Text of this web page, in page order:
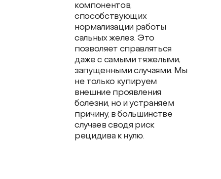
компонентов,
способствующих
нормализации работы
сальных желез. Это
позволяет справляться
даже с самыми тяжелыми,
запущенными случаями. Мы
не только купируем
внешние проявления
болезни, но и устраняем
причину, в большинстве
случаев сводя риск
рецидива к нулю.